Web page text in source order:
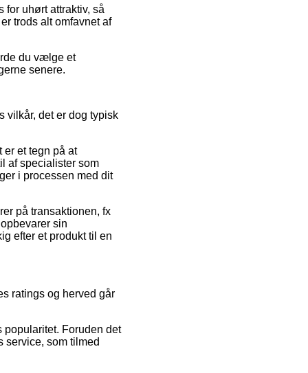
for uhørt attraktiv, så
trods alt omfavnet af
du vælge et
senere.
vilkår, det er dog typisk
er et tegn på at
af specialister som
i processen med dit
på transaktionen, fx
sin
efter et produkt til en
ratings og herved går
popularitet. Foruden det
service, som tilmed